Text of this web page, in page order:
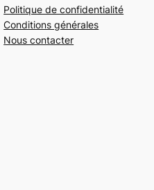
Politique de confidentialité
Conditions générales
Nous contacter